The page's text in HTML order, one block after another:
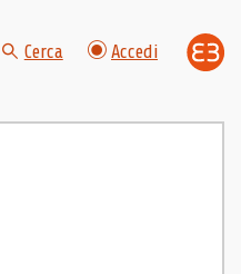
Cerca Accedi